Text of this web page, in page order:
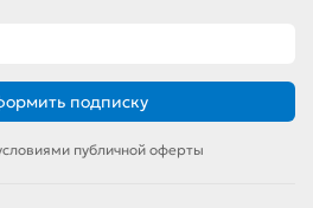
подписку
публичной оферты